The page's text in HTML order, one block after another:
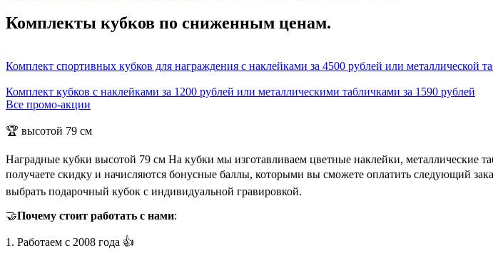
Комплекты кубков по сниженным ценам.
Комплект спортивных кубков для награждения с наклейками за 4500 рублей или металлической
Комплект кубков с наклейками за 1200 рублей или металлическими табличками за 1590 рублей
Все промо-акции
🏆 высотой 79 см
Наградные кубки высотой 79 см На кубки мы изготавливаем цветные наклейки, металлические
получаете скидку и начисляются бонусные баллы, которыми вы сможете оплатить следующий
выбрать подарочный кубок с индивидуальной гравировкой.
🤝Почему стоит работать с нами:
1. Работаем с 2008 года 👍